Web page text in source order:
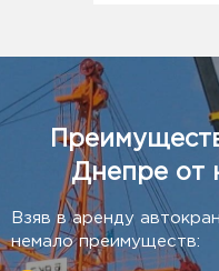
Днепре от
Взяв в аренду
немало преимуществ: